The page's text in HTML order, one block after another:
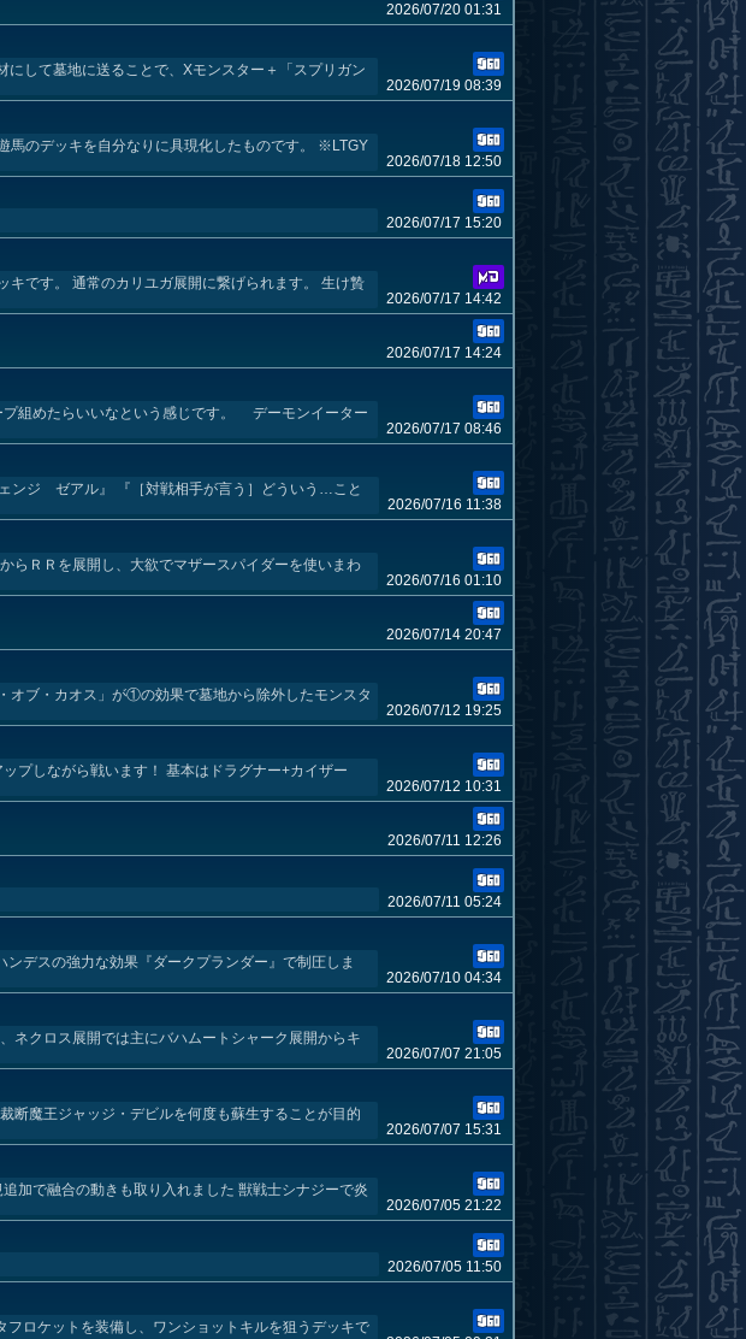
2026/07/20 01:31
にして墓地に送ることで、Xモンスター＋「スプリガン
2026/07/19 08:39
馬のデッキを自分なりに具現化したものです。 ※LTGY
2026/07/18 12:50
2026/07/17 15:20
です。 通常のカリユガ展開に繋げられます。 生け贄
2026/07/17 14:42
2026/07/17 14:24
プ組めたらいいなという感じです。 デーモンイーター
2026/07/17 08:46
ンジ ゼアル』 『［対戦相手が言う］どういう…こと
2026/07/16 11:38
らＲＲを展開し、大欲でマザースパイダーを使いまわ
2026/07/16 01:10
2026/07/14 20:47
オブ・カオス」が①の効果で墓地から除外したモンスタ
2026/07/12 19:25
プしながら戦います！ 基本はドラグナー+カイザー
2026/07/12 10:31
2026/07/11 12:26
2026/07/11 05:24
デスの強力な効果『ダークプランダー』で制圧しま
2026/07/10 04:34
ネクロス展開では主にバハムートシャーク展開からキ
2026/07/07 21:05
断魔王ジャッジ・デビルを何度も蘇生することが目的
2026/07/07 15:31
加で融合の動きも取り入れました 獣戦士シナジーで炎
2026/07/05 21:22
2026/07/05 11:50
ロケットを装備し、ワンショットキルを狙うデッキで